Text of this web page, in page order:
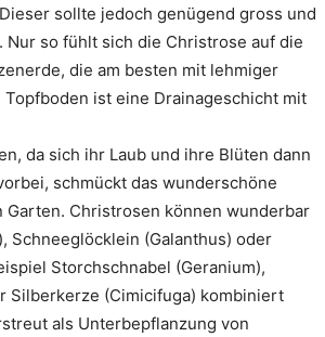
sollte jedoch genügend gross und
so fühlt sich die Christrose auf die
die am besten mit lehmiger
ist eine Drainageschicht mit
da sich ihr Laub und ihre Blüten dann
schmückt das wunderschöne
Christrosen können wunderbar
Schneeglöcklein (Galanthus) oder
Storchschnabel (Geranium),
Silberkerze (Cimicifuga) kombiniert
als Unterbepflanzung von